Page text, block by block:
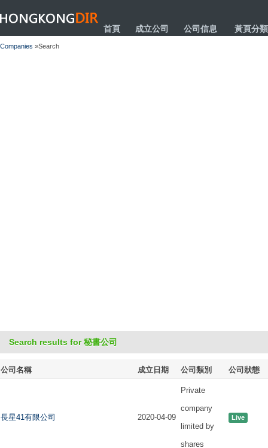
HONGKONGDIR
首頁 成立公司 公司信息 黃頁分類
Companies »Search
Search results for 秘書公司
公司名稱 成立日期 公司類別 公司狀態
長星41有限公司 2020-04-09
Private
company
limited by
shares
Live